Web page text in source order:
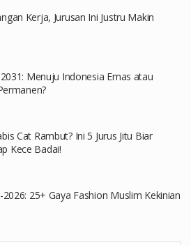
Kerja, Jurusan Ini Justru Makin
Menuju Indonesia Emas atau
Cat Rambut? Ini 5 Jurus Jitu Biar
Kece Badai!
25+ Gaya Fashion Muslim Kekinian